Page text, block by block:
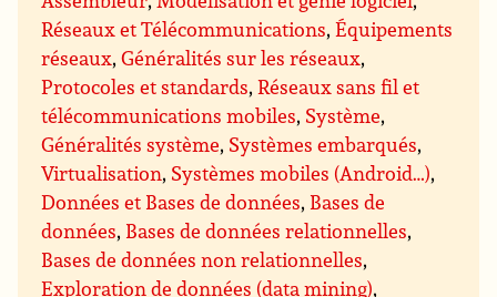
Réseaux et Télécommunications,Équipements
réseaux,Généralités sur les réseaux,
Protocoles et standards,Réseaux sans fil et
télécommunications mobiles, Système,
Généralités système, Systèmes embarqués,
Virtualisation, Systèmes mobiles (Android…),
Données et Bases de données, Bases de
données, Bases de données relationnelles,
Bases de données non relationnelles,
Exploration de données (data mining),